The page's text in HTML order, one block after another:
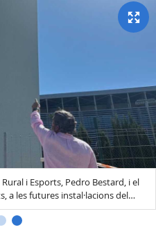
i Esports, Pedro Bestard, i el
a les futures instal·lacions del